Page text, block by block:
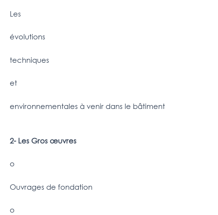
Les
évolutions
techniques
et
environnementales à venir dans le bâtiment
2- Les Gros œuvres
o
Ouvrages de fondation
o